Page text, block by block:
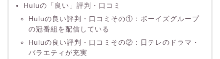
Huluの「良い」評判・口コミ
Huluの良い評判・口コミその①：ボーイズグループ
の冠番組を配信している
Huluの良い評判・口コミその②：日テレのドラマ・
バラエティが充実